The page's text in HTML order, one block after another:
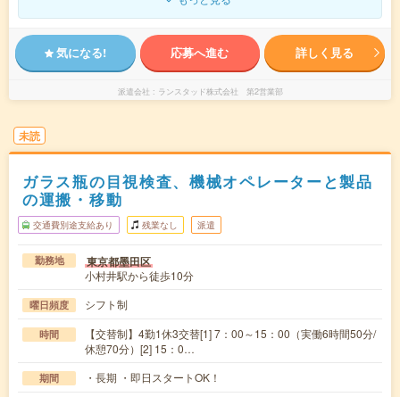
気になる! 応募へ進む 詳しく見る
派遣会社 ランスタッド株式会社 第2営業部
未読
ガラス瓶の目視検査、機械オペレーターと製品
の運搬・移動
交通費別途支給あり 残業なし 派遣
勤務地 東京都墨田区
小村井駅から徒歩10分
曜日頻度 シフト制
時間
【交替制】4勤1休3交替[1] 7：00～15：00（実働6時間50分/
休憩70分）[2] 15：0…
期間 ・長期 ・即日スタートOK！